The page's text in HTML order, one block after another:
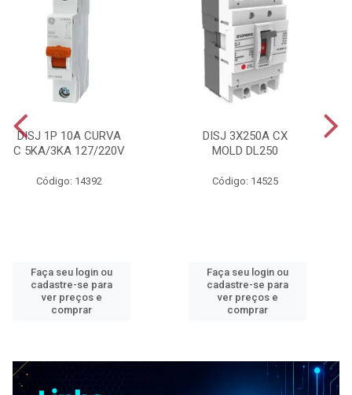
DISJ 1P 10A CURVA
C 5KA/3KA 127/220V
Código: 14392
Faça seu login ou
cadastre-se para
ver preços e
comprar
DISJ 3X250A CX
MOLD DL250
Código: 14525
Faça seu login ou
cadastre-se para
ver preços e
comprar